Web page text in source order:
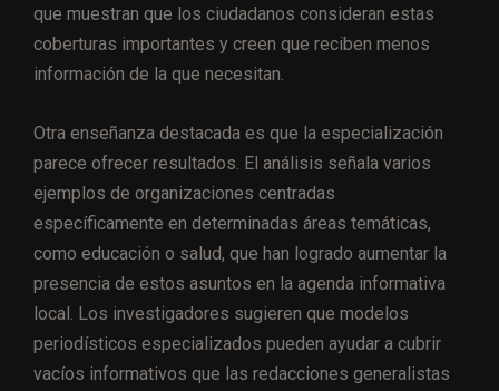
que muestran que los ciudadanos consideran estas
coberturas importantes y creen que reciben menos
información de la que necesitan.
Otra enseñanza destacada es que la especialización
parece ofrecer resultados. El análisis señala varios
ejemplos de organizaciones centradas
específicamente en determinadas áreas temáticas,
como educación o salud, que han logrado aumentar la
presencia de estos asuntos en la agenda informativa
local. Los investigadores sugieren que modelos
periodísticos especializados pueden ayudar a cubrir
vacíos informativos que las redacciones generalistas